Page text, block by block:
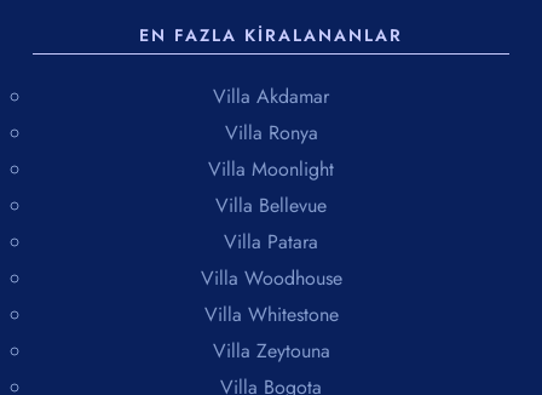
EN FAZLA KIRALANANLAR
Villa Akdamar
Villa Ronya
Villa Moonlight
Villa Bellevue
Villa Patara
Villa Woodhouse
Villa Whitestone
Villa Zeytouna
Villa Bogota